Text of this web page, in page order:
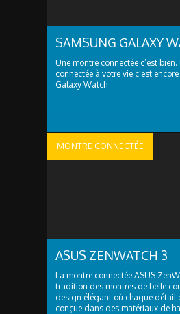
SAMSUNG GALAXY
Une montre connectée c’est
connectée à votre vie c’est
Galaxy Watch
MONTRE CONNECTÉE
ASUS ZENWATCH 3
La montre connectée ASUS
tradition des montres de belle
design élégant où chaque détail
conçue dans des matériaux de